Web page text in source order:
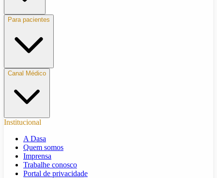
Para pacientes
Canal Médico
Institucional
A Dasa
Quem somos
Imprensa
Trabalhe conosco
Portal de privacidade